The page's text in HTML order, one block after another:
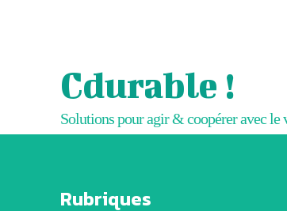
Cdurable !
Solutions pour agir & coopérer avec le
Rubriques